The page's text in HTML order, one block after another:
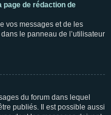
page de rédaction de
vos messages et de les
le panneau de l’utilisateur
du forum dans lequel
publiés. Il est possible aussi